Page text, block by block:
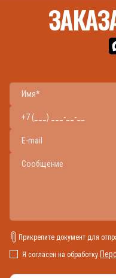
Прикрепите документ для
Я согласен на обработку